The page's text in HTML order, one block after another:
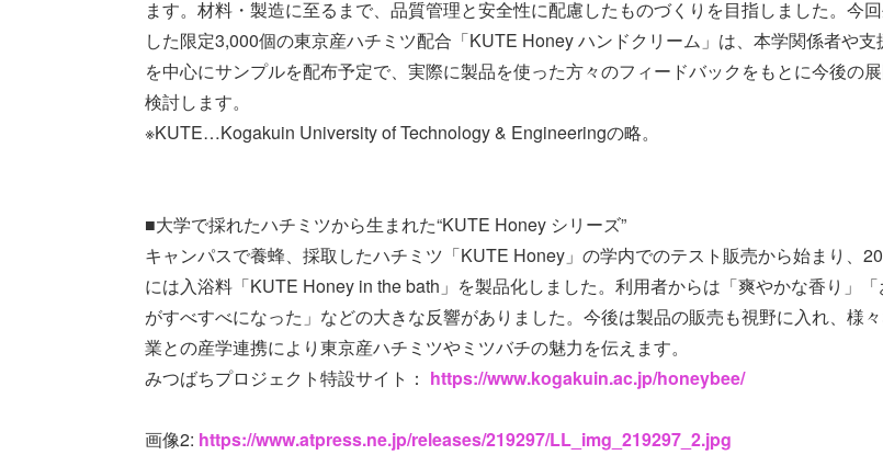
ます。材料・製造に至るまで、品質管理と安全性に配慮したものづくりを目指しました。今
した限定3,000個の東京産ハチミツ配合「KUTE Honey ハンドクリーム」は、本学関係者や支
を中心にサンプルを配布予定で、実際に製品を使った方々のフィードバックをもとに今後の
検討します。
※KUTE…Kogakuin University of Technology & Engineeringの略。
■大学で採れたハチミツから生まれた“KUTE Honey シリーズ”
キャンパスで養蜂、採取したハチミツ「KUTE Honey」の学内でのテスト販売から始まり、
には入浴料「KUTE Honey in the bath」を製品化しました。利用者からは「爽やかな香り」
がすべすべになった」などの大きな反響がありました。今後は製品の販売も視野に入れ、様
業との産学連携により東京産ハチミツやミツバチの魅力を伝えます。
みつばちプロジェクト特設サイト： https://www.kogakuin.ac.jp/honeybee/
画像2: https://www.atpress.ne.jp/releases/219297/LL_img_219297_2.jpg